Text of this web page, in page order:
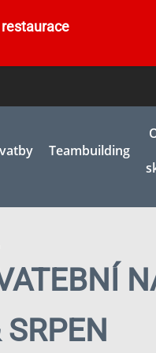
Teambuilding